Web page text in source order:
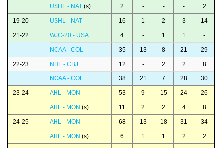
USHL - NAT (s) 2 - - - 2
19-20 USHL - NAT 16 1 2 3 14
21-22 WJC-20 - USA 4 - 1 1 -
NCAA - COL 35 13 8 21 29
22-23 NHL - CBJ 12 - 2 2 8
NCAA - COL 38 21 7 28 30
23-24 AHL - MON 53 9 15 24 26
AHL - MON (s) 11 2 2 4 8
24-25 AHL - MON 68 13 18 31 34
AHL - MON (s) 6 1 1 2 2